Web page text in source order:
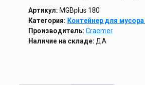
Артикул: MGBplus 180
Категория: Контейнер для
Производитель: Craemer
Наличие на складе: ДА